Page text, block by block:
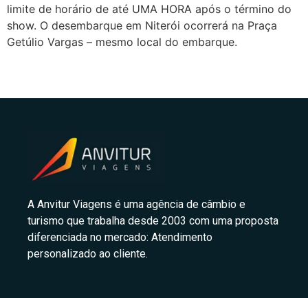
limite de horário de até UMA HORA após o término do
show. O desembarque em Niterói ocorrerá na Praça
Getúlio Vargas – mesmo local do embarque.
A Anvitur Viagens é uma agência de câmbio e
turismo que trabalha desde 2003 com uma proposta
diferenciada no mercado: Atendimento
personalizado ao cliente.